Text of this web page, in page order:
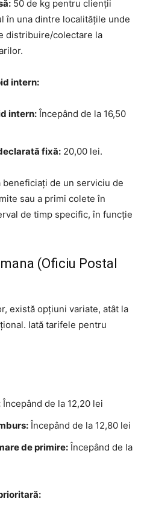
50 de kg pentru clienții
în una dintre localitățile unde
distribuire/colectare la
intern:
intern: Începând de la 16,50
fixă: 20,00 lei.
de un serviciu de
sau a primi colete în
de timp specific, în funcție
(Oficiu Postal
există opțiuni variate, atât la
Iată tarifele pentru
Începând de la 12,20 lei
Începând de la 12,80 lei
de primire: Începând de la